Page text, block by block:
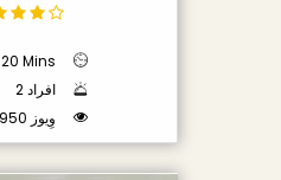
20 Mins
2 افراد
57950 وِیوز